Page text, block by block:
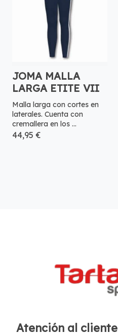
JOMA MALLA
LARGA ETITE VII
Malla larga con cortes en
laterales. Cuenta con
cremallera en los ...
44,95 €
Atención al cliente